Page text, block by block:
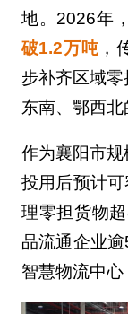
地。2026年
破1.2万吨 ，
步补齐区域
东南、鄂西北
作为襄阳市规
投用后预计
理零担货物
品流通企业
智慧物流中心